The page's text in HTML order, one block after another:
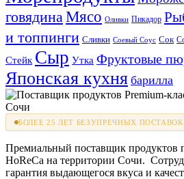
говядина Мясо Оливки Пикадор
и топпинги Сливки Соевый Соус Сок
Стейк Сыр Утка Фруктовые
Японская кухня барилла
БОЛЕЕ 25 ЛЕТ БЕЗУПРЕЧНЫХ ПОСТАВОК
Премиальный поставщик продуктов
HoReCa на территории Сочи.
гарантия выдающегося вкуса и